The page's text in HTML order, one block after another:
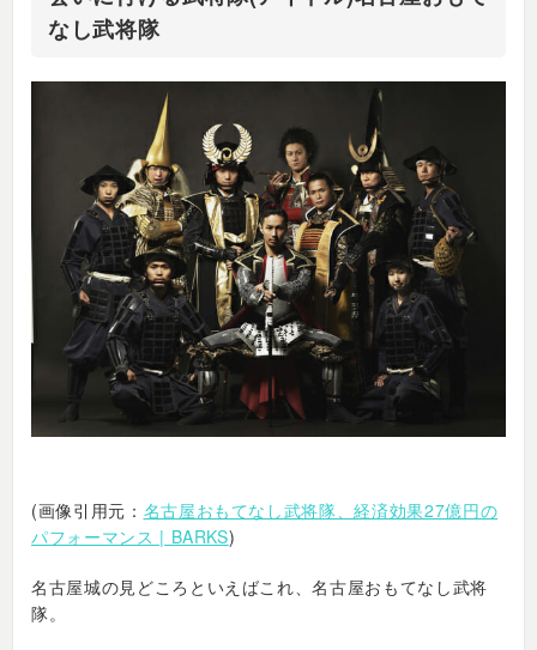
なし武将隊
(画像引用元： 名古屋おもてなし武将隊、経済効果27億円の
パフォーマンス | BARKS)
名古屋城の見どころといえばこれ、名古屋おもてなし武将
隊。